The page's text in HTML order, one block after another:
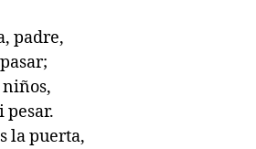
padre,
pesar.
la puerta,